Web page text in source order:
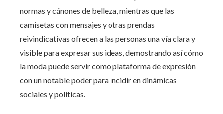
normas y cánones de belleza, mientras que las
camisetas con mensajes y otras prendas
reivindicativas ofrecen a las personas una vía clara y
visible para expresar sus ideas, demostrando así cómo
la moda puede servir como plataforma de expresión
con un notable poder para incidir en dinámicas
sociales y políticas.